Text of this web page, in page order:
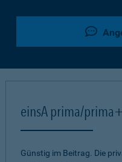
einsA prima/prima+
Günstig im Beitrag. Die